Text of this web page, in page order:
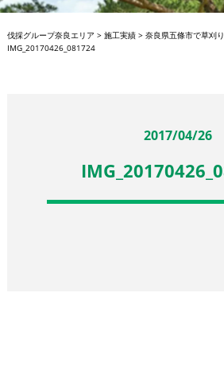
伐採グループ奈良エリア > 施工実績> 奈良県五條市で草刈
IMG_20170426_081724
2017/04/26